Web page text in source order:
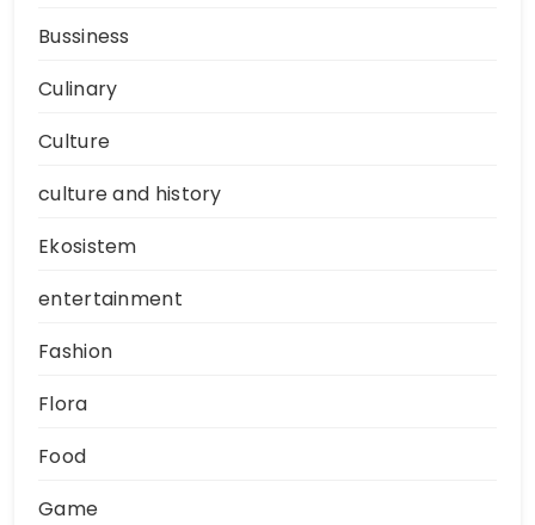
Bussiness
Culinary
Culture
culture and history
Ekosistem
entertainment
Fashion
Flora
Food
Game